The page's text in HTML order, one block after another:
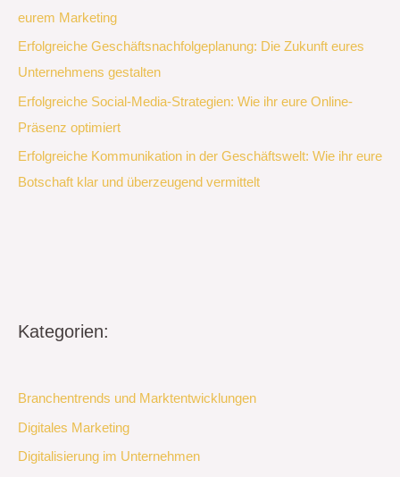
eurem Marketing
Erfolgreiche Geschäftsnachfolgeplanung: Die Zukunft eures
Unternehmens gestalten
Erfolgreiche Social-Media-Strategien: Wie ihr eure Online-
Präsenz optimiert
Erfolgreiche Kommunikation in der Geschäftswelt: Wie ihr eure
Botschaft klar und überzeugend vermittelt
Kategorien:
Branchentrends und Marktentwicklungen
Digitales Marketing
Digitalisierung im Unternehmen